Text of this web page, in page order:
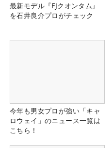
最新モデル『FJクオンタム』
を石井良介プロがチェック
今年も男女プロが強い「キャ
ロウェイ」のニュース一覧は
こちら！